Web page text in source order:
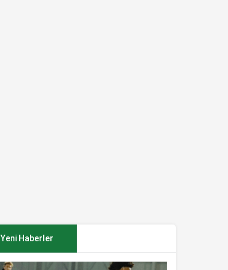
Yeni Haberler